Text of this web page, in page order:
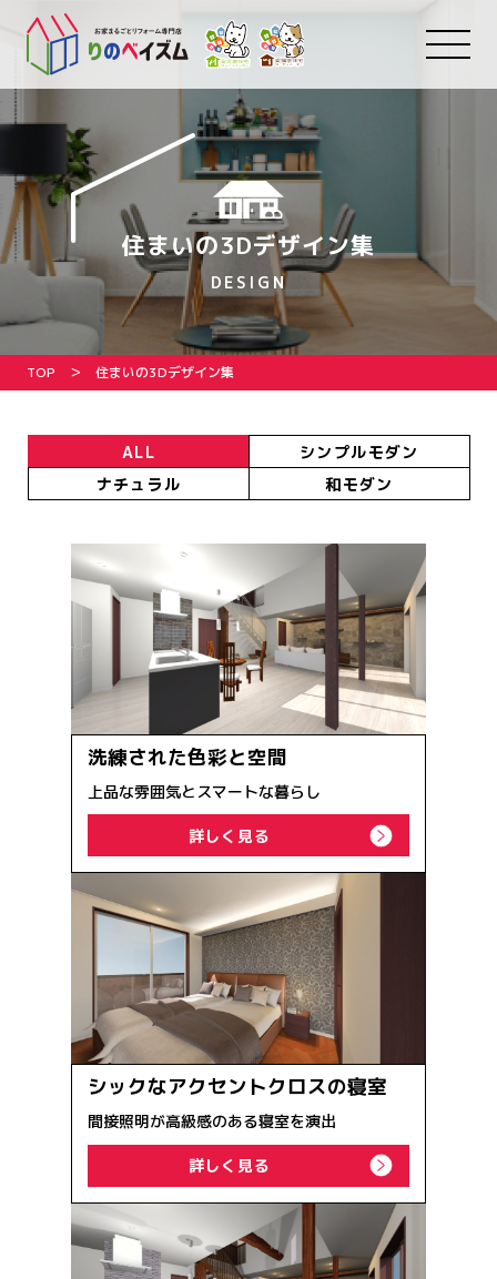
住まいの3Dデザイン集
DESIGN
TOP 住まいの3Dデザイン集
ALL
シンプルモダン
ナチュラル
和モダン
洗練された色彩と空間
上品な雰囲気とスマートな暮らし
詳しく見る
シックなアクセントクロスの寝室
間接照明が高級感のある寝室を演出
詳しく見る